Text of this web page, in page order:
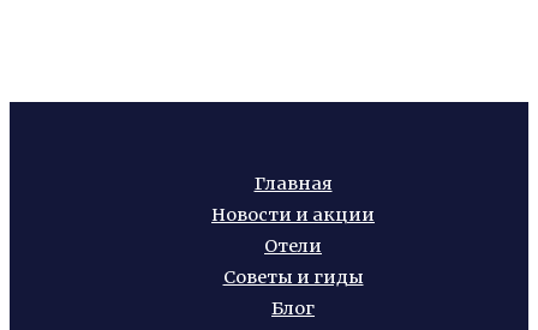
Главная
Новости и акции
Отели
Советы и гиды
Блог